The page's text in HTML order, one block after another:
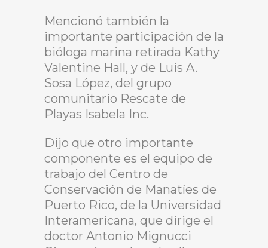
Mencionó también la
importante participación de la
bióloga marina retirada Kathy
Valentine Hall, y de Luis A.
Sosa López, del grupo
comunitario Rescate de
Playas Isabela Inc.
Dijo que otro importante
componente es el equipo de
trabajo del Centro de
Conservación de Manatíes de
Puerto Rico, de la Universidad
Interamericana, que dirige el
doctor Antonio Mignucci